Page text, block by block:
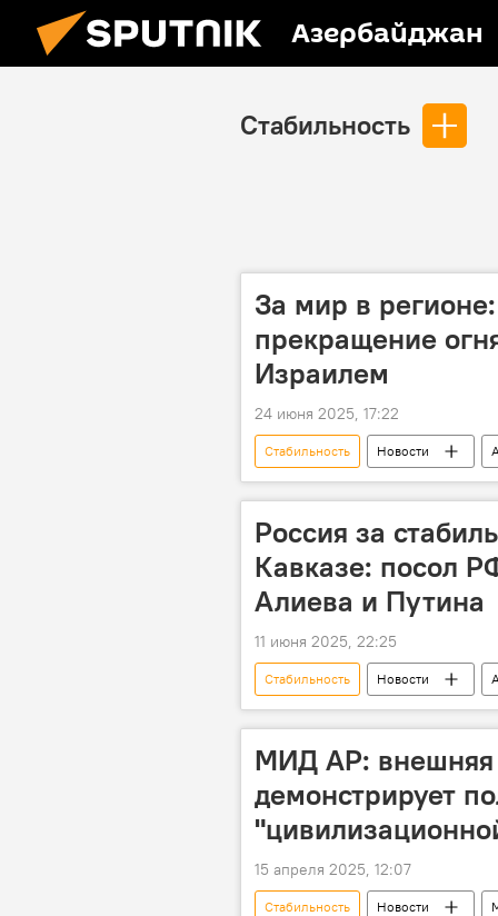
Азербайджан
Стабильность
За мир в
прекращение
Израилем
24 июня 2025, 17:22
Стабильность Новости
Ближний Восток
МИД
Россия за
Кавказе: посол
Алиева и Путина
11 июня 2025, 22:25
Стабильность Новости
посол России в Азербайджане
МИД АР: внешняя
демонстрирует
15 апреля 2025, 12:07
Стабильность Новости